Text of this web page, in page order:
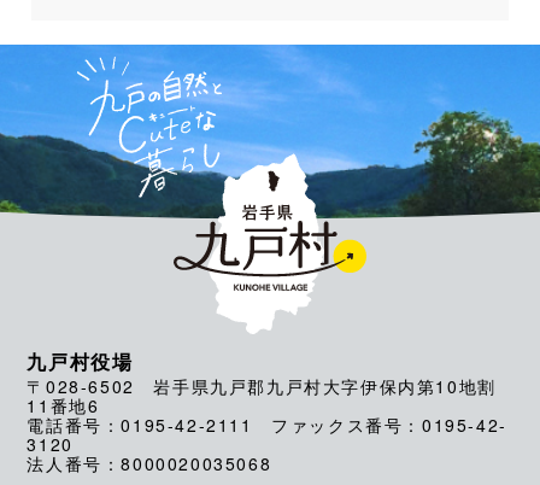
九戸村役場
〒028-6502 岩手県九戸郡九戸村大字伊保内第10地割
11番地6
電話番号：0195-42-2111 ファックス番号：0195-42-
3120
法人番号：8000020035068